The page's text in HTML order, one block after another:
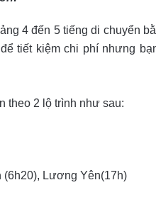
4 đến 5 tiếng di chuyển
tiết kiệm chi phí nhưng
theo 2 lộ trình như sau:
(6h20), Lương Yên(17h)